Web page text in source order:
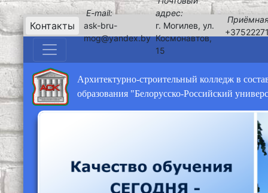
Контакты
E-mail:
ask-bru-
mog@yandex.by
адрес:
г. Могилев, ул.
Космонавтов,
15
Архитектурно-строительный колледж в
образования "Белорусско-Российский